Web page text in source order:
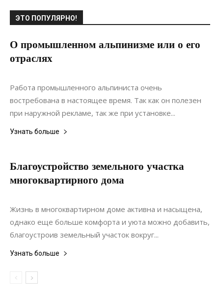
ЭТО ПОПУЛЯРНО!
О промышленном альпинизме или о его
отраслях
27.07.2017
Работа промышленного альпиниста очень
востребована в настоящее время. Так как он полезен
при наружной рекламе, так же при установке...
Узнать больше
Благоустройство земельного участка
многоквартирного дома
22.11.2021
Жизнь в многоквартирном доме активна и насыщена,
однако еще больше комфорта и уюта можно добавить,
благоустроив земельный участок вокруг...
Узнать больше